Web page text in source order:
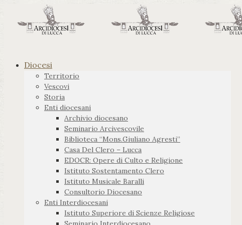
Diocesi
Territorio
Vescovi
Storia
Enti diocesani
Archivio diocesano
Seminario Arcivescovile
Biblioteca “Mons.Giuliano Agresti”
Casa Del Clero – Lucca
EDOCR: Opere di Culto e Religione
Istituto Sostentamento Clero
Istituto Musicale Baralli
Consultorio Diocesano
Enti Interdiocesani
Istituto Superiore di Scienze Religiose